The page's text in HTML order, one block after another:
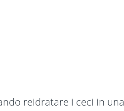
reidratare i ceci in una